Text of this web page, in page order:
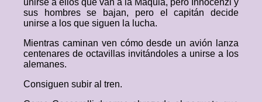
unirse a ellos que van a la Maquia, pero Innocenzi y
sus hombres se bajan, pero el capitán decide
unirse a los que siguen la lucha.
Mientras caminan ven cómo desde un avión lanza
centenares de octavillas invitándoles a unirse a los
alemanes.
Consiguen subir al tren.